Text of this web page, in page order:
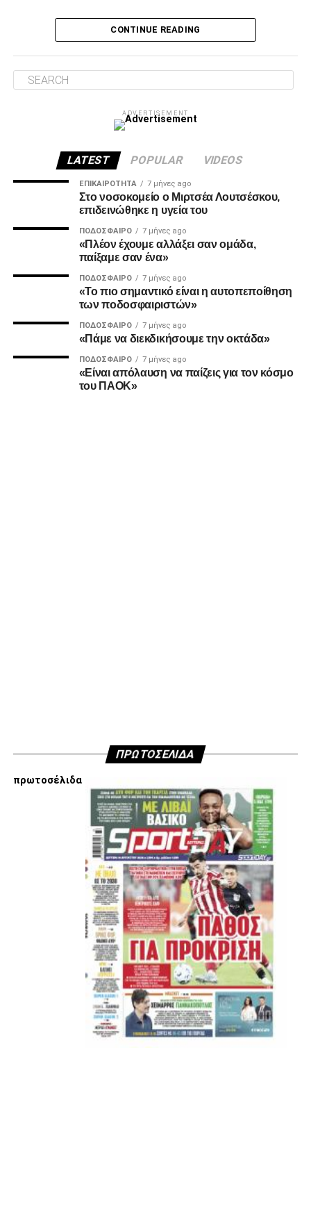
κλειστή του γωνία, μετά από σουτ του Ζίβκοβιτς και στην
Το πολυπόθητο γκολ για τον ΠΑΟΚ ήρθε, τελικά, στο 87′.
κεφαλιά ακριβείας έστειλε τη μπάλα στο βάθος της εστίας
Ο Καμαρά έκρινε ακόμη ένα ματς του ΠΑΟΚ τη φετινή
σεζόν με κεφαλιά, μετά τα σημαντικά γκολ του κόντρα σε
Ατρόμητο και Λεβαδειακό.
Τσάλοφ (62’ Σαμάτα).
ADVERTISEMENT
Facebook
Twitter
EmailPinterest
WhatsApp
LinkedIn
Telegram
CONTINUE READING
ADVERTISEMENT
LATEST POPULAR VIDEOS
ΕΠΙΚΑΙΡΌΤΗΤΑ 7 μήνες ago
Στο νοσοκομείο ο Μιρτσέα Λουτσέσκου,
επιδεινώθηκε η υγεία του
ΠΟΔΌΣΦΑΙΡΟ 7 μήνες ago
«Πλέον έχουμε αλλάξει σαν ομάδα,
παίξαμε σαν ένα»
ΠΟΔΌΣΦΑΙΡΟ 7 μήνες ago
«Το πιο σημαντικό είναι η αυτοπεποίθηση
των ποδοσφαιριστών»
ΠΟΔΌΣΦΑΙΡΟ 7 μήνες ago
«Πάμε να διεκδικήσουμε την οκτάδα»
ΠΟΔΌΣΦΑΙΡΟ 7 μήνες ago
«Είναι απόλαυση να παίζεις για τον κόσμο
του ΠΑΟΚ»
ΠΡΩΤΟΣΕΛΙΔΑ
πρωτοσέλιδα